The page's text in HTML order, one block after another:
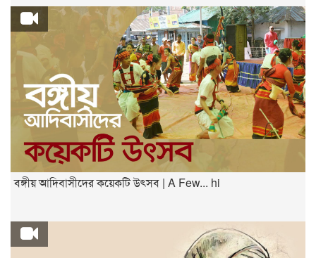
বঙ্গীয় আদিবাসীদের কয়েকটি উৎসব | A Few... hi